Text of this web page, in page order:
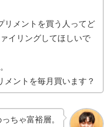
リメントを買う人ってど
イリングしてほしいで
メントを毎月買います？
っちゃ富裕層。